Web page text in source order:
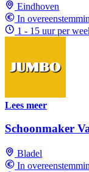
Eindhoven
In
1 - 15 uur per
Lees meer
Schoonmaker
Bladel
In